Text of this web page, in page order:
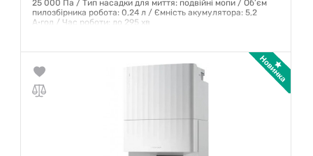
25 000 Па / Тип насадки для миття: подвійні мопи / Об’єм
пилозбірника робота: 0,24 л / Ємність акумулятора: 5,2
А·год / Час роботи: до 295 хв